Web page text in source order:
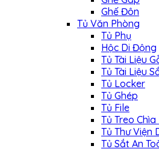
Ghế Đôn
Tủ Văn Phòng
Tủ Phụ
Hộc Di Động
Tủ Tài Liệu
Tủ Tài Liệu
Tủ Locker
Tủ Ghép
Tủ File
Tủ Treo
Tủ Thư Viện
Tủ Sắt An